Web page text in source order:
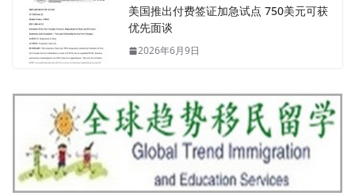
美国推出付费签证加急试点 750美元可获
优先面谈
2026年6月9日